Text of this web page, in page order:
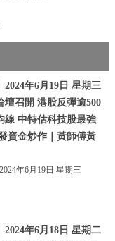
2024年6月19日 星期三
壇召開 港股反彈逾500
線 中特估科技股最強
資金炒作｜黃師傅黃
年6月19日 星期三
2024年6月18日 星期二